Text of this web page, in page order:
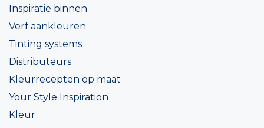
Inspiratie binnen
Verf aankleuren
Tinting systems
Distributeurs
Kleurrecepten op maat
Your Style Inspiration
Kleur